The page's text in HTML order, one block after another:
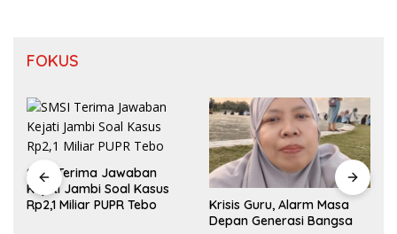
FOKUS
Krisis Guru, Alarm Masa
Camat Tebo Ilir Tinjau
Langsung Pelatihan
Paskibraka, Beri Semangat